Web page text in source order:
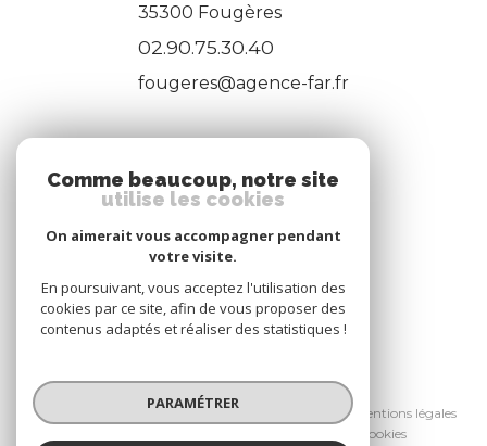
35300 Fougères
02.90.75.30.40
fougeres@agence-far.fr
ADHÉRENTS
Nous adhérons
© 2026 | Tous droits réservés
Nos honoraires
Nos partenaires
Mentions légales
Cookies
Comme beaucoup, notre site
utilise les cookies
On aimerait vous accompagner pendant
votre visite.
En poursuivant, vous acceptez l'utilisation des
cookies par ce site, afin de vous proposer des
contenus adaptés et réaliser des statistiques !
PARAMÉTRER